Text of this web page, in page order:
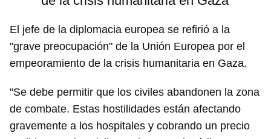
El jefe de la diplomacia europea se refirió a la
"grave preocupación" de la Unión Europea por el
empeoramiento de la crisis humanitaria en Gaza.
"Se debe permitir que los civiles abandonen la zona
de combate. Estas hostilidades están afectando
gravemente a los hospitales y cobrando un precio